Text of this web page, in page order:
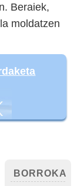
Beraiek,
moldatzen
BORROKA